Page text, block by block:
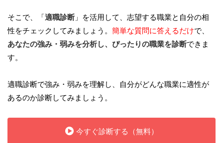
そこで、「適職診断」を活用して、志望する職業と自分の相
性をチェックしてみましょう。 簡単な質問に答えるだけで、
あなたの強み・弱みを分析し、ぴったりの職業を診断できま
す。
適職診断で強み・弱みを理解し、自分がどんな職業に適性が
あるのか診断してみましょう。
今すぐ診断する（無料）